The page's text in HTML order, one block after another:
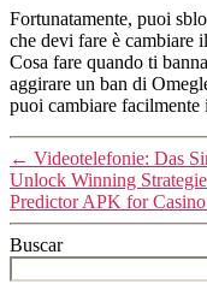
Fortunatamente, puoi
che devi fare è
Cosa fare quando ti
aggirare un ban di
puoi cambiare
← Videotelefonie: Das
Unlock Winning
Predictor APK for Casino
Buscar